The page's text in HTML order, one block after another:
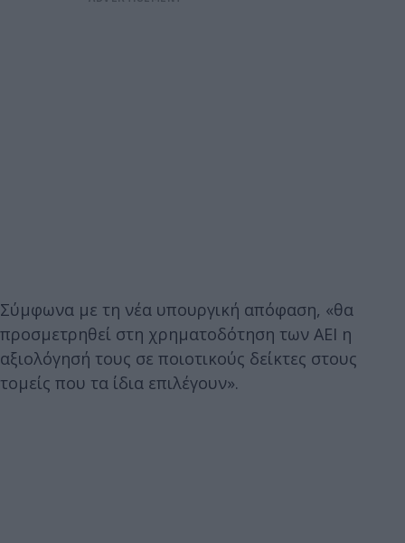
Σύμφωνα με τη νέα υπουργική απόφαση, «θα
προσμετρηθεί στη χρηματοδότηση των ΑΕΙ η
αξιολόγησή τους σε ποιοτικούς δείκτες στους
τομείς που τα ίδια επιλέγουν».